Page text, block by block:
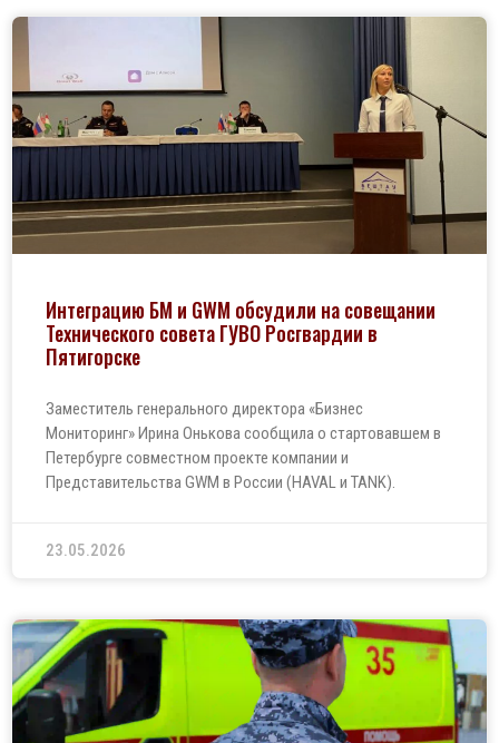
Интеграцию БМ и GWM обсудили на совещании
Технического совета ГУВО Росгвардии в
Пятигорске
Заместитель генерального директора «Бизнес
Мониторинг» Ирина Онькова сообщила о стартовавшем в
Петербурге совместном проекте компании и
Представительства GWM в России (HAVAL и TANK).
23.05.2026